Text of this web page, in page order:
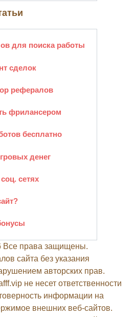
для поиска работы
сделок
рефералов
фрилансером
бесплатно
денег
сетях
Все права защищены.
сайта без указания
авторских прав.
не несет ответственности
информации на
внешних веб-сайтов.